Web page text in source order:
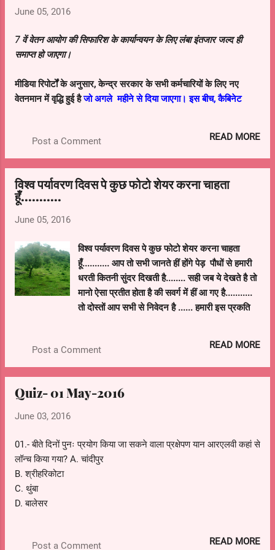
June 05, 2016
7 वें वेतन आयोग की सिफारिश के कार्यान्वयन के लिए लंबा इंतजार जल्द ही
समाप्त हो जाएगा।
मीडिया रिपोर्टों के अनुसार, केन्द्र सरकार के सभी कर्मचारियों के लिए नए
वेतनमान में वृद्धि हुई हैजोअगले महीने से दिया जाएगा।इस बीच, कैबिनेट
लिए तैयार है।
Post a Comment READ MORE
विश्व पर्यावरण दिवस पे कुछ फोटो शेयर करना चाहता
हूँ...........
June 05, 2016
विश्व पर्यावरण दिवस पे कुछ फोटो शेयर करना चाहता
हूँ........... आप तो सभी जानते हीं होंगे पेड़ पौधों से हमारी
धरती कितनी सुंदर दिखती है........ सही जब ये देखते है तो
मानो ऐसा प्रतीत होता है की सवर्ग में हीं आ गए है...........
तो दोस्तों आप सभी से निवेदन है ...... हमारी इस प्रकति
Save the environment
Post a Comment READ MORE
Quiz- 01 May-2016
June 03, 2016
01.- बीते दिनों पुनः प्रयोग किया जा सकने वाला प्रक्षेपण यान आरएलवी कहां से
लॉन्च किया गया? A. चांदीपुर
B. श्रीहरिकोटा
C. थुंबा
D. बालेसर
Post a Comment READ MORE